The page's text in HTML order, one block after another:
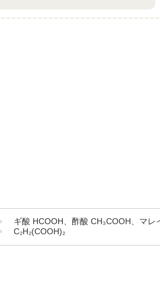
ギ酸 HCOOH、酢酸 CH₃COOH、マレ
C₂H₂(COOH)₂